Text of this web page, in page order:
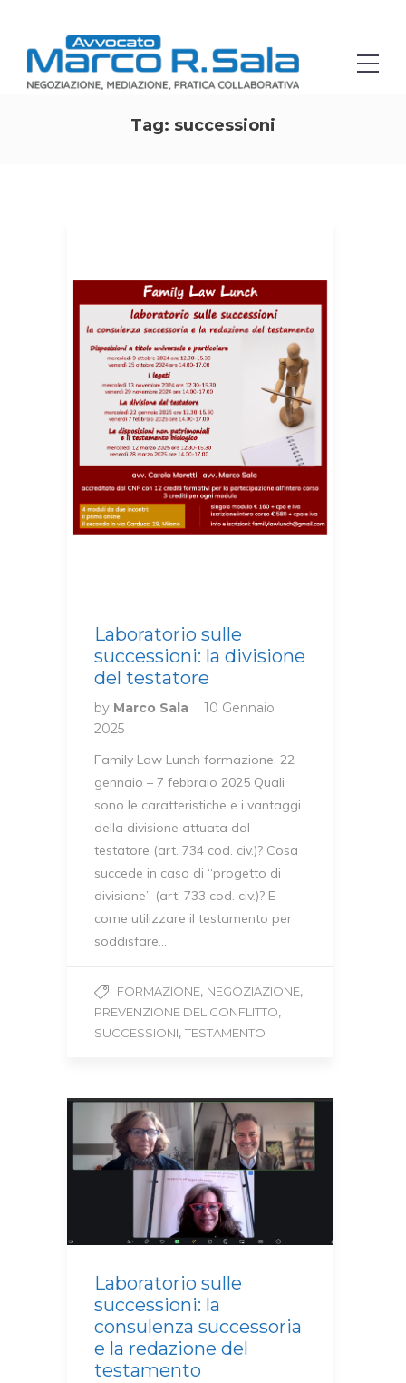
Tag: successioni
Laboratorio sulle
successioni: la divisione
del testatore
by Marco Sala
10 Gennaio
2025
Family Law Lunch formazione: 22
gennaio – 7 febbraio 2025 Quali
sono le caratteristiche e i vantaggi
della divisione attuata dal
testatore (art. 734 cod. civ.)? Cosa
succede in caso di “progetto di
divisione” (art. 733 cod. civ.)? E
come utilizzare il testamento per
soddisfare…
FORMAZIONE, NEGOZIAZIONE,
PREVENZIONE DEL CONFLITTO,
SUCCESSIONI, TESTAMENTO
Laboratorio sulle
successioni: la
consulenza successoria
e la redazione del
testamento